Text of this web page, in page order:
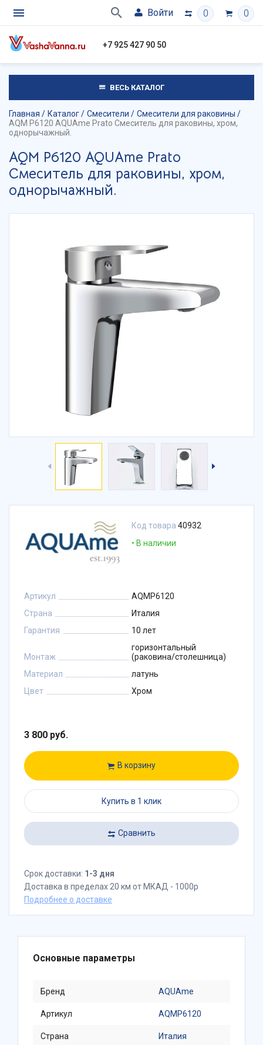
Войти 0 0
+7 925 427 90 50
ВЕСЬ КАТАЛОГ
Главная Каталог Смесители
Смесители для раковины
AQM P6120 AQUAme Prato Смеситель для раковины, хром,
однорычажный.
AQM P6120 AQUAme Prato
Смеситель для раковины, хром,
однорычажный.
Код товара 40932
В наличии
Артикул
AQMP6120
Страна
Италия
Гарантия
10 лет
Монтаж
горизонтальный
(раковина/столешница)
Материал
латунь
Цвет
Хром
3 800 руб.
В корзину
Купить в 1 клик
Сравнить
Срок доставки: 1-3 дня
Доставка в пределах 20 км от МКАД - 1000р
Подробнее о доставке
Основные параметры
Бренд AQUAme
Артикул AQMP6120
Страна Италия